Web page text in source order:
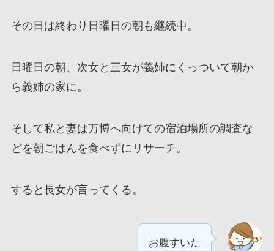
その日は終わり日曜日の朝も継続中。
日曜日の朝、次女と三女が義姉にくっついて朝か
ら義姉の家に。
そして私と妻は万博へ向けての宿泊場所の調査な
どを朝ごはんを食べずにリサーチ。
すると長女が言ってくる。
お腹すいた